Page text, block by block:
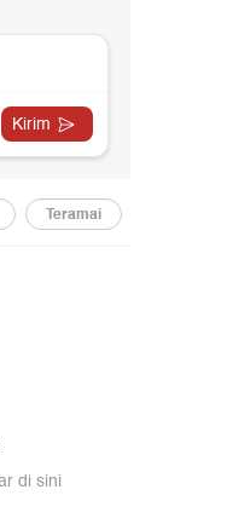
detikcom,
need-blind
tidak
arahan
dan
anak-
dengan
(Karo
Herdi
SSDM
Sekolah